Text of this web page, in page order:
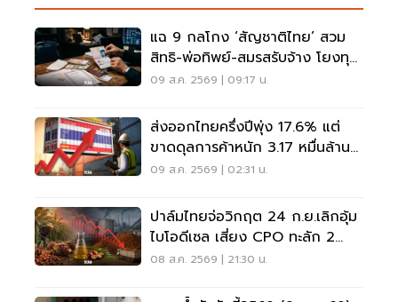
แฉ 9 กลโกง ‘สัญชาติไทย’ สวม
สิทธิ-พ่อทิพย์-สมรสรับจ้าง โยงทุน
สีเทา
09 ส.ค. 2569 | 09:17 น.
ส่งออกไทยครึ่งปีพุ่ง 17.6% แต่
ขาดดุลการค้าหนัก 3.17 หมื่นล้าน
ดอลลาร์
09 ส.ค. 2569 | 02:31 น.
ปาล์มไทยจ่อวิกฤต 24 ก.ย.เลิกอุ้ม
ไบโอดีเซล เสี่ยง CPO ทะลัก 2
ล้านตัน
08 ส.ค. 2569 | 21:30 น.